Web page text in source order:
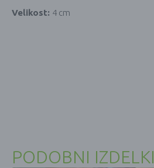
Velikost: 4 cm
PODOBNI IZDELKI